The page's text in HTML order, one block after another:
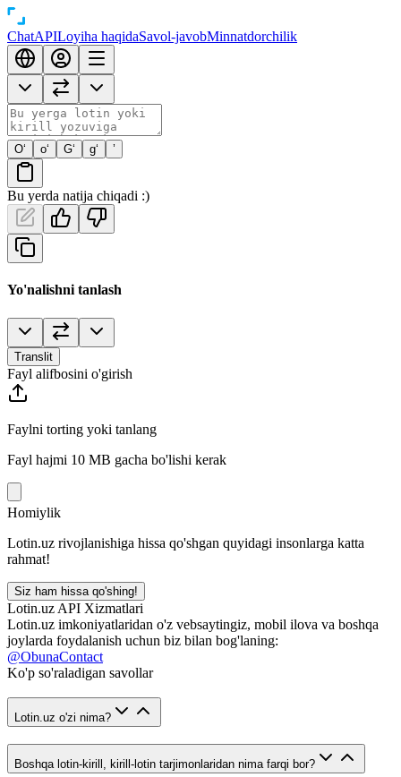
ChatAPILoyiha haqidaSavol-javobMinnatdorchilik
O‘ o‘ G‘ g‘ ’
Bu yerda natija chiqadi :)
Yo'nalishni tanlash
Translit
Fayl alifbosini o'girish
Faylni torting yoki tanlang
Fayl hajmi 10 MB gacha bo'lishi kerak
Homiylik
Lotin.uz rivojlanishiga hissa qo'shgan quyidagi insonlarga katta
rahmat!
Siz ham hissa qo'shing!
Lotin.uz API Xizmatlari
Lotin.uz imkoniyatlaridan o'z vebsaytingiz, mobil ilova va boshqa
joylarda foydalanish uchun biz bilan bog'laning:
@ObunaContact
Ko'p so'raladigan savollar
Lotin.uz o'zi nima?
Boshqa lotin-kirill, kirill-lotin tarjimonlaridan nima farqi bor?